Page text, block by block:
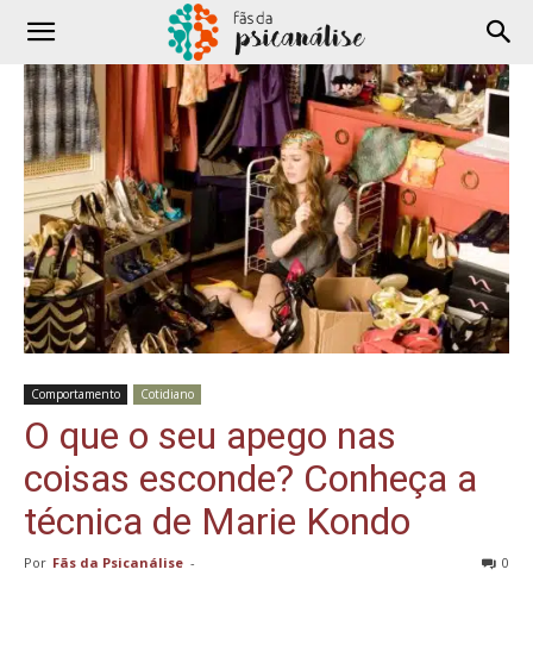
Comportamento Cotidiano
O que o seu apego nas
coisas esconde? Conheça a
técnica de Marie Kondo
Por Fãs da Psicanálise - 0